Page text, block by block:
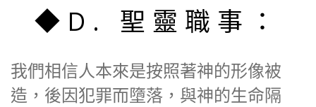
◆D. 聖靈職事：
我們相信人本來是按照著神的形像被
造，後因犯罪而墮落，與神的生命隔